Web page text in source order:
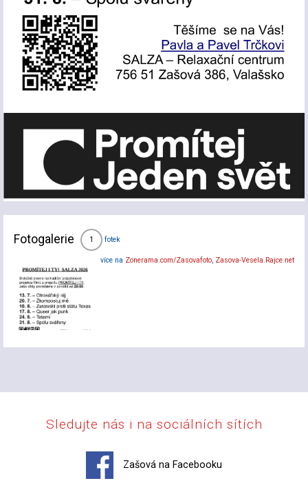
Fotogalerie 1 fotek
více na Zonerama.com/Zasovafoto, Zasova-Vesela.Rajce.net
Sledujte nás i na sociálních sítích
Zašová na Facebooku